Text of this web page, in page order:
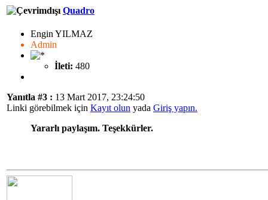
Quadro
Engin YILMAZ
Admin
İleti: 480
Yanıtla #3 : 13 Mart 2017, 23:24:50
Linki görebilmek için Kayıt olun yada Giriş yapın.
Yararlı paylaşım. Teşekkürler.